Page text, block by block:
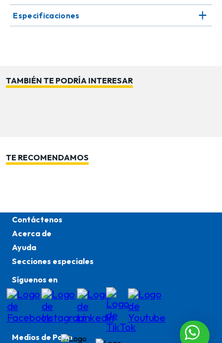
Especificaciones
TAMBIÉN TE PODRÍA INTERESAR
TE RECOMENDAMOS
Contáctenos
Acerca de
Ayuda
Secciones especiales
Síguenos en
Medios de Pago